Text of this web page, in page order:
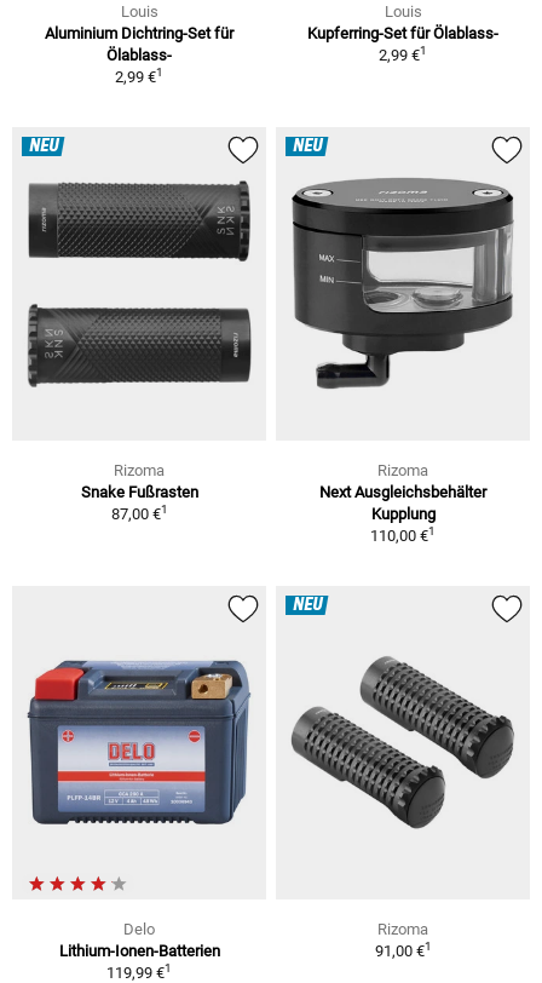
Louis
Aluminium Dichtring-Set für
Ölablass-
2,99 €1
Louis
Kupferring-Set für Ölablass-
2,99 €1
NEU
Rizoma
Snake Fußrasten
87,00 €1
NEU
Rizoma
Next Ausgleichsbehälter
Kupplung
110,00 €1
Delo
Lithium-Ionen-Batterien
119,99 €1
NEU
Rizoma
91,00 €1